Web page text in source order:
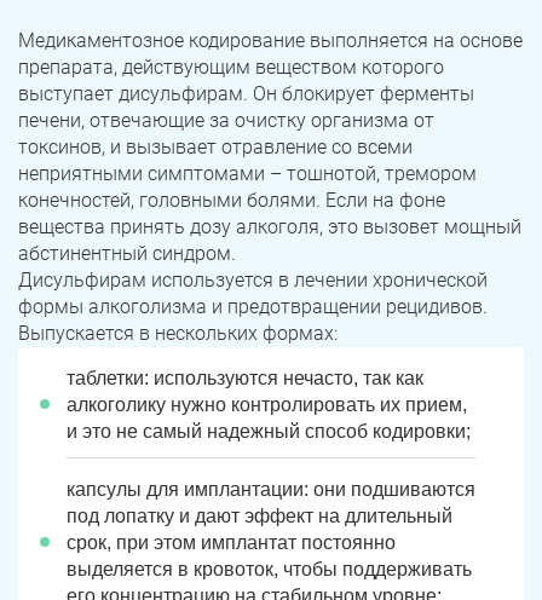
Медикаментозное кодирование выполняется на основе
препарата, действующим веществом которого
выступает дисульфирам. Он блокирует ферменты
печени, отвечающие за очистку организма от
токсинов, и вызывает отравление со всеми
неприятными симптомами – тошнотой, тремором
конечностей, головными болями. Если на фоне
вещества принять дозу алкоголя, это вызовет мощный
абстинентный синдром.
Дисульфирам используется в лечении хронической
формы алкоголизма и предотвращении рецидивов.
Выпускается в нескольких формах:
таблетки: используются нечасто, так как
алкоголику нужно контролировать их прием,
и это не самый надежный способ кодировки;
капсулы для имплантации: они подшиваются
под лопатку и дают эффект на длительный
срок, при этом имплантат постоянно
выделяется в кровоток, чтобы поддерживать
его концентрацию на стабильном уровне;
ПОЛУЧИТЬ ПОМОЩЬ
ПОЛУЧИТЬ ПОМОЩЬ
ПОЛУЧИТЬ ПОМОЩЬ
Красногорский Нязепетровск
Первомайский Карабаш